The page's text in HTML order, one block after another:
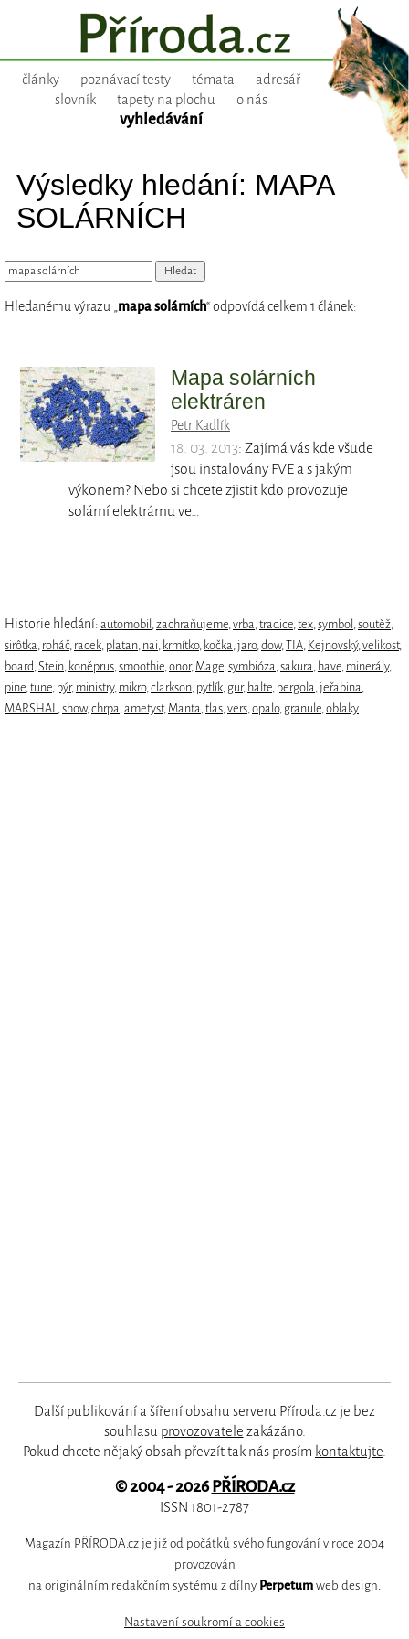
články poznávací testy témata
adresář
slovník
tapety na plochu o nás
vyhledávání
Výsledky hledání: MAPA
SOLÁRNÍCH
Hledanému výrazu „mapa solárních“ odpovídá celkem 1 článek:
Mapa solárních
elektráren
Petr Kadlík
18. 03. 2013: Zajímá vás kde všude
jsou instalovány FVE a s jakým
výkonem? Nebo si chcete zjistit kdo provozuje
solární elektrárnu ve…
Historie hledání: automobil ,zachraňujeme,vrba,tradice,tex,symbol ,soutěž,
sirôtka, roháč, racek, platan, nai, krmítko, kočka,jaro,dow,TIA, Kejnovský,velikost,
board,Stein, koněprus,smoothie,onor, Mage,symbióza,sakura, have, minerály,
pine,tune, pýr, ministry, mikro,clarkson, pytlík, gur, halte, pergola,jeřabina,
MARSHAL,show,chrpa,ametyst, Manta,tlas,vers,opalo, granule,oblaky
Další publikování a šíření obsahu serveru Příroda.cz je bez
souhlasu provozovatele zakázáno.
Pokud chcete nějaký obsah převzít tak nás prosím kontaktujte.
© 2004 - 2026PŘÍRODA.cz
ISSN 1801-2787
Magazín PŘÍRODA.cz je již od počátků svého fungování v roce 2004
provozován
na originálním redakčním systému z dílny Perpetum web design
Nastavení soukromí a cookies